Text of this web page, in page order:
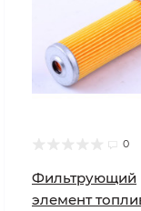
0
Фильтрующий
элемент